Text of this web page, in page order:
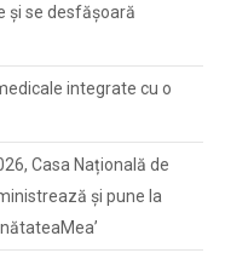
și se desfășoară
integrate cu o
Casa Națională de
și pune la